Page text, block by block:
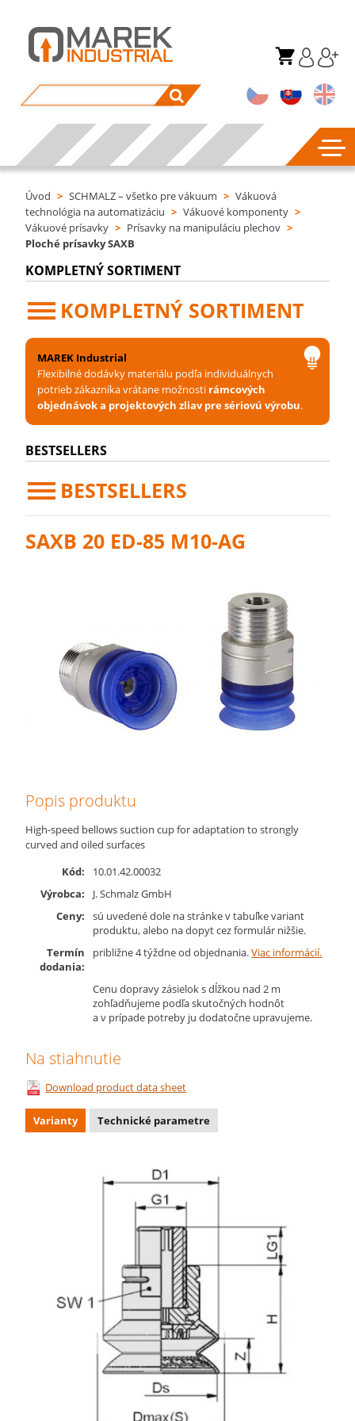
Úvod > SCHMALZ – všetko pre vákuum > Vákuová
technológia na automatizáciu > Vákuové komponenty >
Vákuové prísavky > Prísavky na manipuláciu plechov >
Ploché prísavky SAXB
KOMPLETNÝ SORTIMENT
KOMPLETNÝ SORTIMENT
MAREK Industrial
Flexibilné dodávky materiálu podľa individuálnych
potrieb zákazníka vrátane možnosti rámcových
objednávok a projektových zliav pre sériovú výrobu.
BESTSELLERS
BESTSELLERS
SAXB 20 ED-85 M10-AG
Popis produktu
High-speed bellows suction cup for adaptation to strongly
curved and oiled surfaces
Kód:
10.01.42.00032
Výrobca:
J. Schmalz GmbH
Ceny:
sú uvedené dole na stránke v tabuľke variant
produktu, alebo na dopyt cez formulár nižšie.
Termín
dodania:
približne 4 týždne od objednania.Viac informácií.
Cenu dopravy zásielok s dĺžkou nad 2 m
zohľadňujeme podľa skutočných hodnôt
a v prípade potreby ju dodatočne upravujeme.
Na stiahnutie
Download product data sheet
Varianty Technické parametre